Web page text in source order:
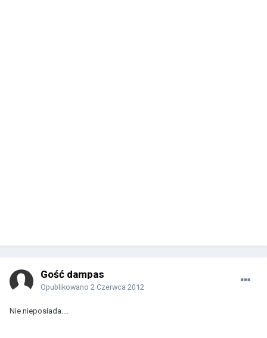
Gość dampas
Opublikowano 2 Czerwca 2012
Nie nieposiada....